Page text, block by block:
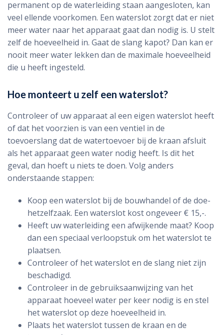
permanent op de waterleiding staan aangesloten, kan
veel ellende voorkomen. Een waterslot zorgt dat er niet
meer water naar het apparaat gaat dan nodig is. U stelt
zelf de hoeveelheid in. Gaat de slang kapot? Dan kan er
nooit meer water lekken dan de maximale hoeveelheid
die u heeft ingesteld.
Hoe monteert u zelf een waterslot?
Controleer of uw apparaat al een eigen waterslot heeft
of dat het voorzien is van een ventiel in de
toevoerslang dat de watertoevoer bij de kraan afsluit
als het apparaat geen water nodig heeft. Is dit het
geval, dan hoeft u niets te doen. Volg anders
onderstaande stappen:
Koop een waterslot bij de bouwhandel of de doe-
hetzelfzaak. Een waterslot kost ongeveer € 15,-.
Heeft uw waterleiding een afwijkende maat? Koop
dan een speciaal verloopstuk om het waterslot te
plaatsen.
Controleer of het waterslot en de slang niet zijn
beschadigd.
Controleer in de gebruiksaanwijzing van het
apparaat hoeveel water per keer nodig is en stel
het waterslot op deze hoeveelheid in.
Plaats het waterslot tussen de kraan en de